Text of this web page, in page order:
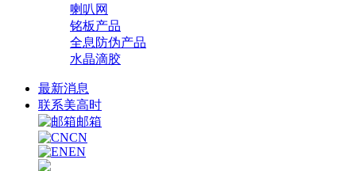
喇叭网
铭板产品
全息防伪产品
水晶滴胶
最新消息
联系美高时
邮箱
CN
EN